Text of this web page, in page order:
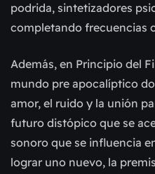
podrida, sintetizadores
completando frecuencias
Además, en Principio del
mundo pre apocalíptico
amor, el ruido y la unión
futuro distópico que se
sonoro que se influencia
lograr uno nuevo, la